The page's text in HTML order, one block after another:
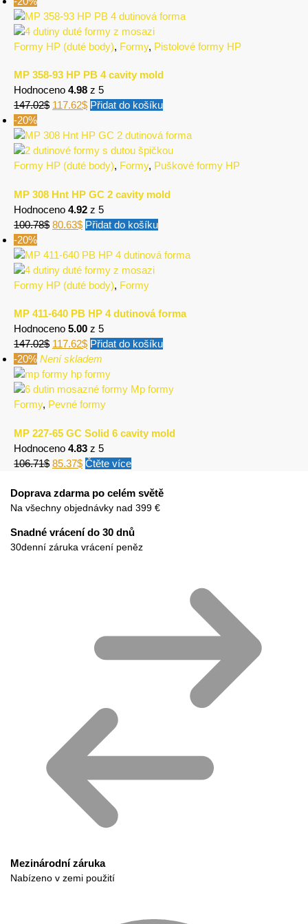
Formy HP (duté body), Formy, Pistolové formy HP
MP 358-93 HP PB 4 cavity mold
Hodnoceno 4.98 z 5
147.02$ 117.62$ Přidat do košíku
-20%
Formy HP (duté body), Formy, Puškové formy HP
MP 308 Hnt HP GC 2 cavity mold
Hodnoceno 4.92 z 5
100.78$ 80.63$ Přidat do košíku
-20%
Formy HP (duté body), Formy
MP 411-640 PB HP 4 dutinová forma
Hodnoceno 5.00 z 5
147.02$ 117.62$ Přidat do košíku
-20% Není skladem
Formy, Pevné formy
MP 227-65 GC Solid 6 cavity mold
Hodnoceno 4.83 z 5
106.71$ 85.37$ Čtěte více
Doprava zdarma po celém světě
Na všechny objednávky nad 399 €
Snadné vrácení do 30 dnů
30denní záruka vrácení peněz
Mezinárodní záruka
Nabízeno v zemi použití